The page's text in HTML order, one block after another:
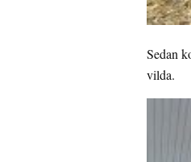
Sedan
vilda.